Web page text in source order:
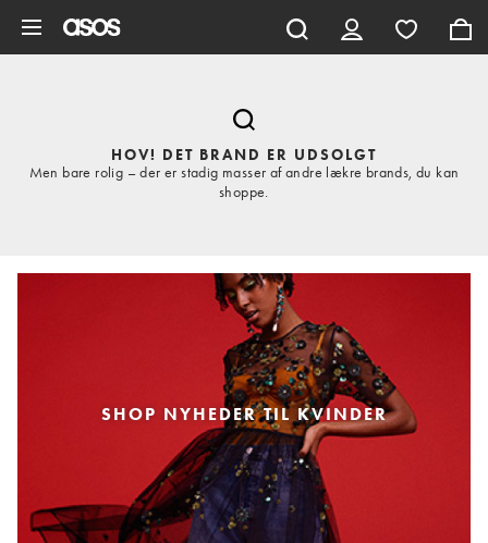
HOV! DET BRAND ER UDSOLGT
Men bare rolig – der er stadig masser af andre lækre brands, du kan
shoppe.
SHOP NYHEDER TIL KVINDER